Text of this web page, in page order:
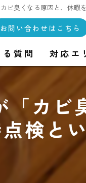
ビ臭くなる原因と、休暇
お問い合わせはこちら
質問 対応エ
「カビ
検と